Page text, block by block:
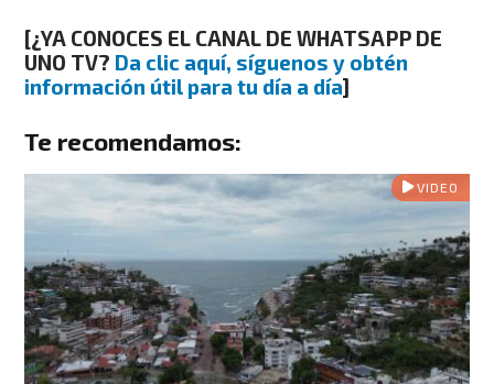
[¿YA CONOCES EL CANAL DE WHATSAPP DE
UNO TV? Da clic aquí, síguenos y obtén
información útil para tu día a día]
Te recomendamos:
VIDEO